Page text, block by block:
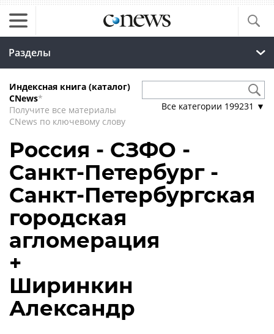
Разделы
Индексная книга (каталог)
CNews*
Получите все материалы
CNews по ключевому слову
Все категории 199231 ▼
Россия - СЗФО -
Санкт-Петербург -
Санкт-Петербургская
городская
агломерация
+
Ширинкин
Александр